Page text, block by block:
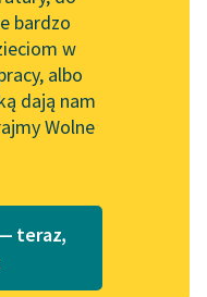
PMH
Wolnych Lektur
w formacie PDF
bardzo
w
albo
dają nam
Wolne
teraz,
możliwe
Z góry był
wyznaczony
Makuszyński
i wieprze